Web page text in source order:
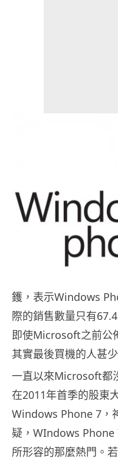
鑊，表示Windows
際的銷售數量只有
即使Microsoft之前公
其實最後買機的人甚
一直以來Microsoft都
在2011年首季的股東
Windows Phone 7，
疑，WIndows
所形容的那麼熱門。